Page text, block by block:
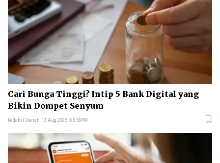
Cari Bunga Tinggi? Intip 5 Bank Digital yang
Bikin Dompet Senyum
Redaksi Daerah 13 Aug 2025 - 03:53PM